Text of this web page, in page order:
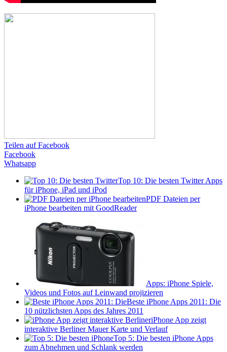
Teilen auf Facebook
Facebook
Whatsapp
Top 10: Die besten Twitter Apps
für iPhone, iPad und iPod
PDF Dateien per
iPhone bearbeiten mit GoodReader
Apps: iPhone Spiele,
Videos und Fotos auf Leinwand projizieren
Beste iPhone Apps 2011: Die
10 nützlichsten Apps des Jahres 2011
iPhone App zeigt
interaktive Berliner Mauer Karte und Verlauf
Top 5: Die besten iPhone Apps
zum Abnehmen und Schlank werden